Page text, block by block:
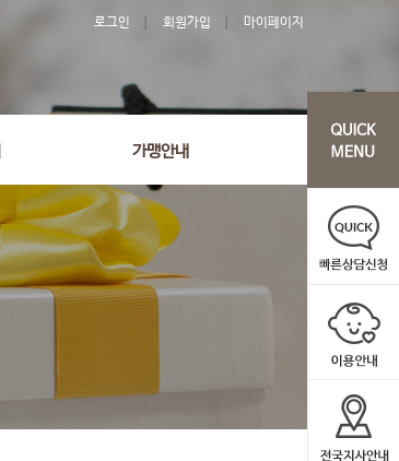
로그인 회원가입 마이페이지
가맹안내